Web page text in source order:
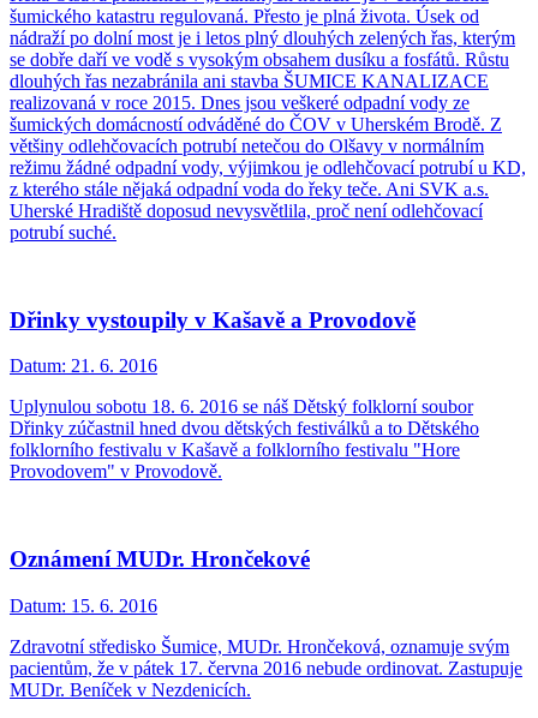
šumického katastru regulovaná. Přesto je plná života. Úsek od
nádraží po dolní most je i letos plný dlouhých zelených řas, kterým
se dobře daří ve vodě s vysokým obsahem dusíku a fosfátů. Růstu
dlouhých řas nezabránila ani stavba ŠUMICE KANALIZACE
realizovaná v roce 2015. Dnes jsou veškeré odpadní vody ze
šumických domácností odváděné do ČOV v Uherském Brodě. Z
většiny odlehčovacích potrubí netečou do Olšavy v normálním
režimu žádné odpadní vody, výjimkou je odlehčovací potrubí u KD,
z kterého stále nějaká odpadní voda do řeky teče. Ani SVK a.s.
Uherské Hradiště doposud nevysvětlila, proč není odlehčovací
potrubí suché.
Dřinky vystoupily v Kašavě a Provodově
Datum: 21. 6. 2016
Uplynulou sobotu 18. 6. 2016 se náš Dětský folklorní soubor
Dřinky zúčastnil hned dvou dětských festiválků a to Dětského
folklorního festivalu v Kašavě a folklorního festivalu "Hore
Provodovem" v Provodově.
Oznámení MUDr. Hrončekové
Datum: 15. 6. 2016
Zdravotní středisko Šumice, MUDr. Hrončeková, oznamuje svým
pacientům, že v pátek 17. června 2016 nebude ordinovat. Zastupuje
MUDr. Beníček v Nezdenicích.